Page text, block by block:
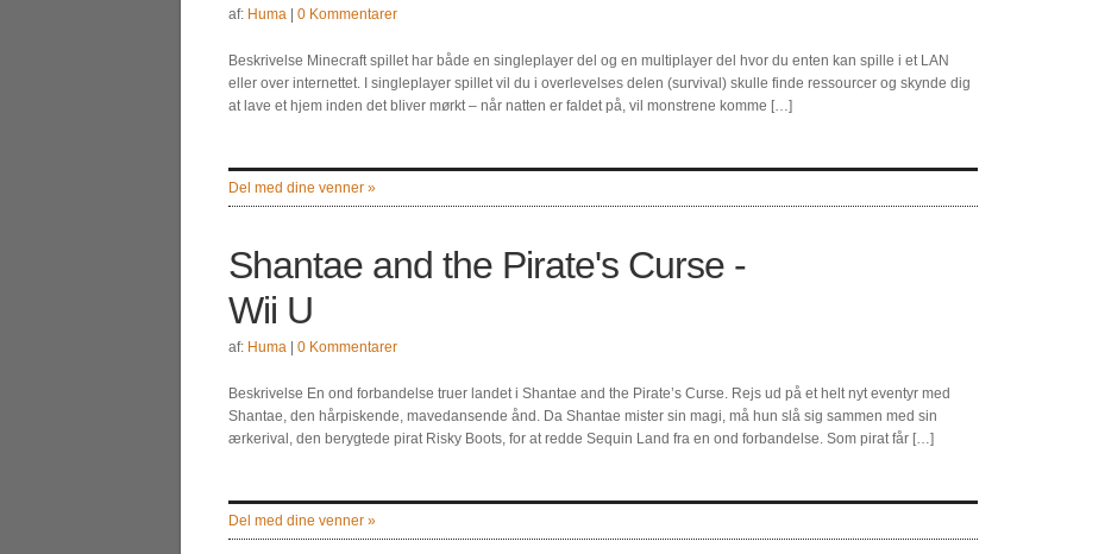
af: Huma 0 Kommentarer
Beskrivelse Minecraft spillet har både en singleplayer del og en multiplayer del hvor du enten kan spille i et LAN
eller over internettet. I singleplayer spillet vil du i overlevelses delen (survival) skulle finde ressourcer og skynde dig
at lave et hjem inden det bliver mørkt – når natten er faldet på, vil monstrene komme […]
Del med dine venner »
Shantae and the Pirate's Curse -
Wii U
af: Huma 0 Kommentarer
Beskrivelse En ond forbandelse truer landet i Shantae and the Pirate’s Curse. Rejs ud på et helt nyt eventyr med
Shantae, den hårpiskende, mavedansende ånd. Da Shantae mister sin magi, må hun slå sig sammen med sin
ærkerival, den berygtede pirat Risky Boots, for at redde Sequin Land fra en ond forbandelse. Som pirat får […]
Del med dine venner »